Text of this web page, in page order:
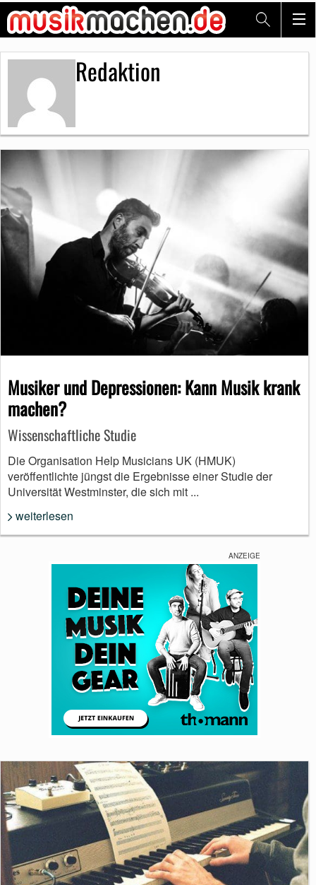
Redaktion
Musiker und Depressionen: Kann Musik krank
machen?
Wissenschaftliche Studie
Die Organisation Help Musicians UK (HMUK)
veröffentlichte jüngst die Ergebnisse einer Studie der
Universität Westminster, die sich mit ...
weiterlesen